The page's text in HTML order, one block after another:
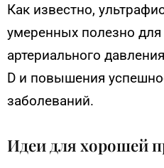
Как известно,
умеренных полезно
артериального
D и повышения
заболеваний.
Идеи для хорошей